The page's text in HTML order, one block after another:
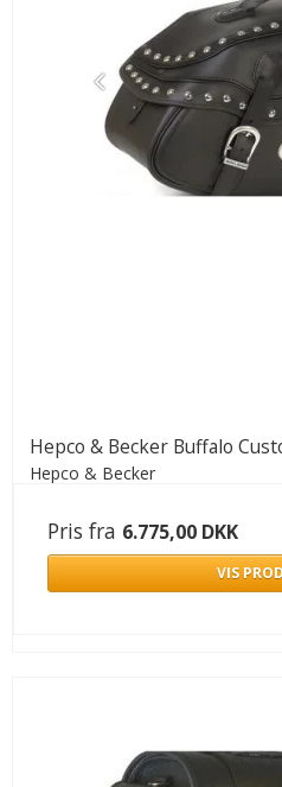
Hepco & Becker Buffalo
Hepco & Becker
Pris fra 6.775,00 DKK
VIS